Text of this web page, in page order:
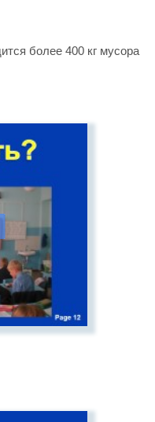
более 400 кг мусора